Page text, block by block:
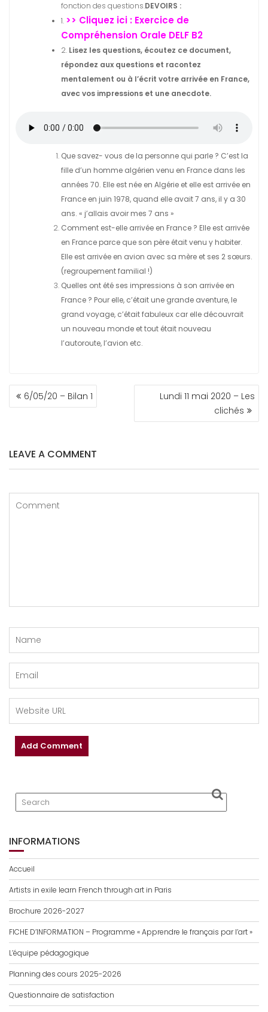
fonction des questions.DEVOIRS :
1. >> Cliquez ici : Exercice de
Compréhension Orale DELF B2
2. Lisez les questions, écoutez ce document,
répondez aux questions et racontez
mentalement ou à l’écrit votre arrivée en France,
avec vos impressions et une anecdote.
Que savez- vous de la personne qui parle ? C’est la
fille d’un homme algérien venu en France dans les
années 70. Elle est née en Algérie et elle est arrivée en
France en juin 1978, quand elle avait 7 ans, il y a 30
ans. « j’allais avoir mes 7 ans »
Comment est-elle arrivée en France ? Elle est arrivée
en France parce que son père était venu y habiter.
Elle est arrivée en avion avec sa mère et ses 2 sœurs.
(regroupement familial !)
Quelles ont été ses impressions à son arrivée en
France ? Pour elle, c’était une grande aventure, le
grand voyage, c’était fabuleux car elle découvrait
un nouveau monde et tout était nouveau
l’autoroute, l’avion etc.
NAVIGATION
DE6/05/20 – Bilan 1
Lundi 11 mai 2020 – Les
clichés
LEAVE A COMMENT
INFORMATIONS
Accueil
Artists in exile learn French through art in Paris
Brochure 2026-2027
FICHE D’INFORMATION – Programme « Apprendre le français par l’art »
L’équipe pédagogique
Planning des cours 2025-2026
Questionnaire de satisfaction